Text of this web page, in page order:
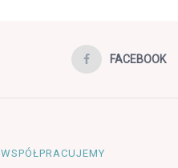
FACEBOOK
WSPÓŁPRACUJEMY